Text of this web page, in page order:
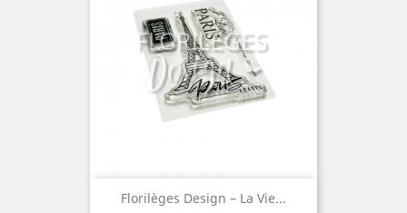
Florilèges Design – La Vie...